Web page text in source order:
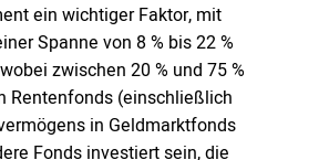
ein wichtiger Faktor, mit
Spanne von 8 % bis 22 %
zwischen 20 % und 75 %
Rentenfonds (einschließlich
in Geldmarktfonds
Fonds investiert sein, die